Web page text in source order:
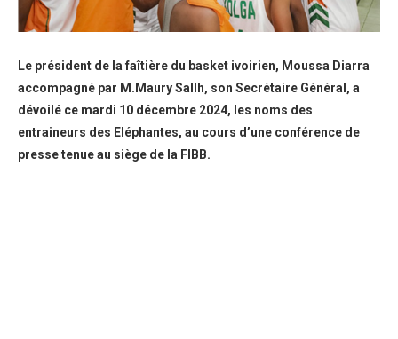
Le président de la faîtière du basket ivoirien, Moussa Diarra
accompagné par M.Maury Sallh, son Secrétaire Général, a
dévoilé ce mardi 10 décembre 2024, les noms des
entraineurs des Eléphantes, au cours d’une conférence de
presse tenue au siège de la FIBB.